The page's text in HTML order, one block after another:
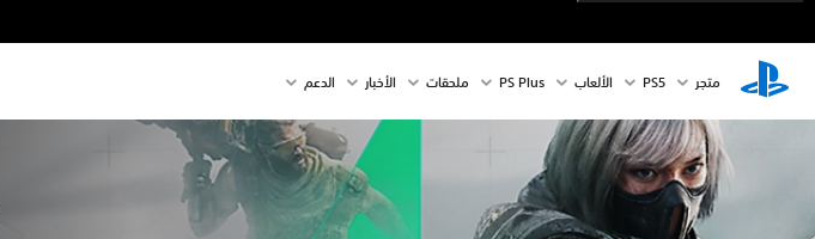
متجر PS5‏ الألعاب PS Plus ملحقات الأخبار الدعم